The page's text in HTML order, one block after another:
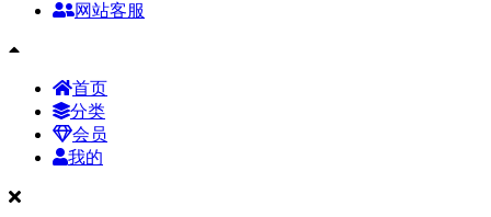
网站客服
首页
分类
会员
我的